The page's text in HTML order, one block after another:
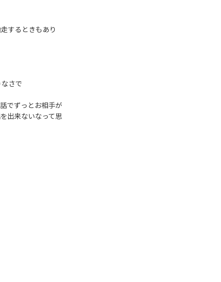
するときもあり
さで
でずっとお相手が
出来ないなって思